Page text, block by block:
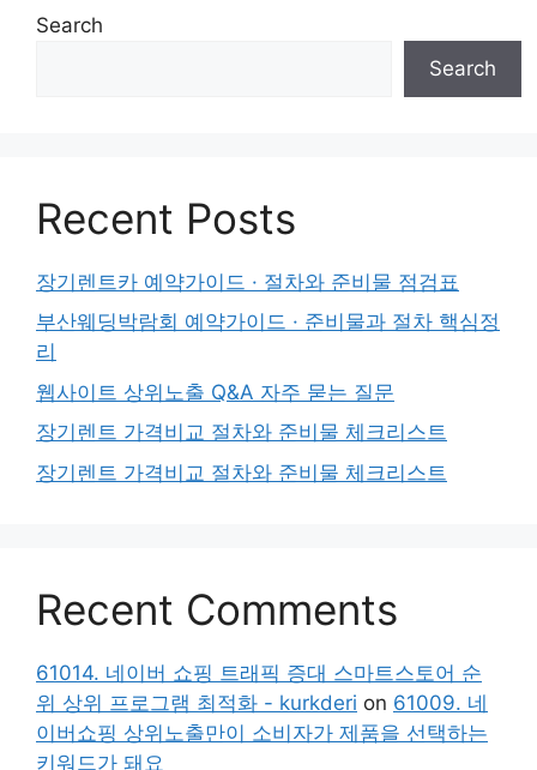
Search
Search
Recent Posts
장기렌트카 예약가이드 · 절차와 준비물 점검표
부산웨딩박람회 예약가이드 · 준비물과 절차 핵심정
리
웹사이트 상위노출 Q&A 자주 묻는 질문
장기렌트 가격비교 절차와 준비물 체크리스트
장기렌트 가격비교 절차와 준비물 체크리스트
Recent Comments
61014. 네이버 쇼핑 트래픽 증대 스마트스토어 순
위 상위 프로그램 최적화 - kurkderi on 61009. 네
이버쇼핑 상위노출만이 소비자가 제품을 선택하는
키워드가 돼요